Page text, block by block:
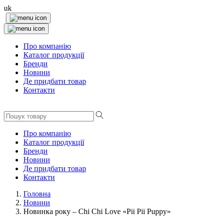
uk
Про компанію
Каталог продукції
Бренди
Новини
Де придбати товар
Контакти
Про компанію
Каталог продукції
Бренди
Новини
Де придбати товар
Контакти
Головна
Новини
Новинка року – Chi Chi Love «Pii Pii Puppy»